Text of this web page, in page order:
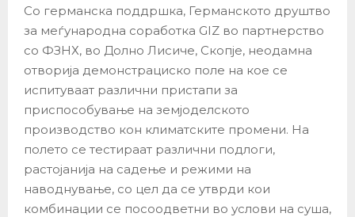
Со германска поддршка, Германското друштво
за меѓународна соработка GIZ во партнерство
со ФЗНХ, во Долно Лисиче, Скопје, неодамна
отворија демонстрациско поле на кое се
испитуваат различни пристапи за
приспособување на земјоделското
производство кон климатските промени. На
полето се тестираат различни подлоги,
растојанија на садење и режими на
наводнување, со цел да се утврди кои
комбинации се посоодветни во услови на суша,